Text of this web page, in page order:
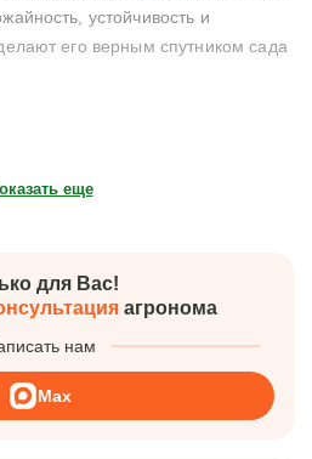
устойчивость и
его верным спутником сада
еще
для Вас!
агронома
нам
Max